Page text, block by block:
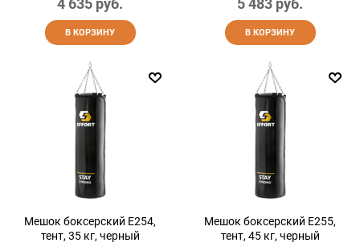
В КОРЗИНУ В КОРЗИНУ
Мешок боксерский E254,
тент, 35 кг, черный
Мешок боксерский E255,
тент, 45 кг, черный